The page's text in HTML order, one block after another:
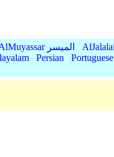
AlMuyassar الميسر
Persian Portuguese